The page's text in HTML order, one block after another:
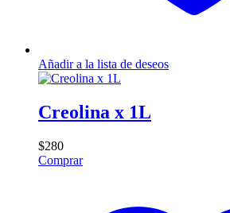
Añadir a la lista de deseos
Creolina x 1L
$280
Comprar